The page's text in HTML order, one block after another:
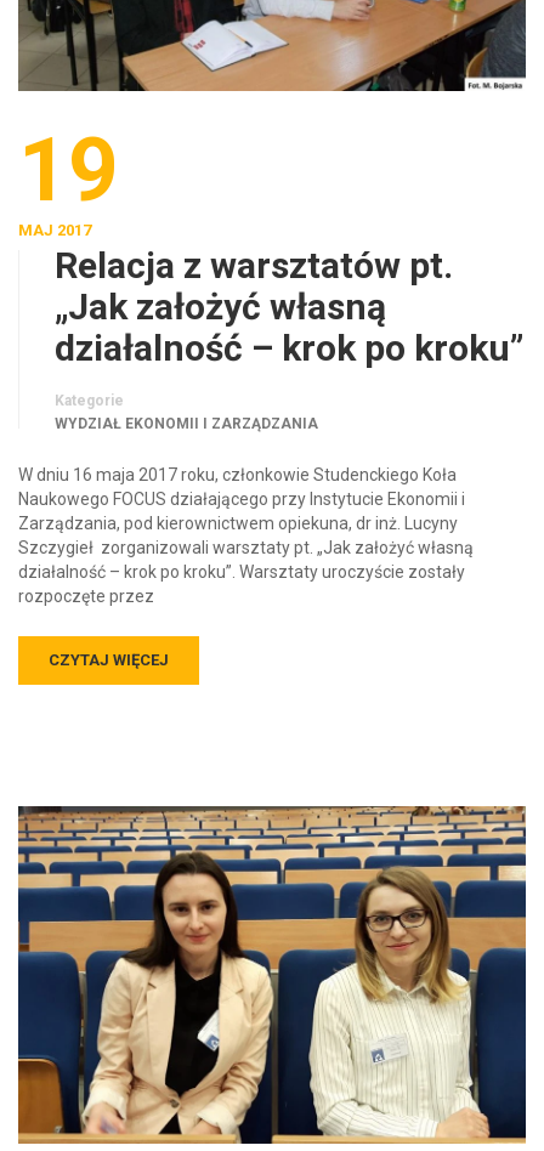
19
MAJ 2017
Relacja z warsztatów pt.
„Jak założyć własną
działalność – krok po kroku”
Kategorie
WYDZIAŁ EKONOMII I ZARZĄDZANIA
W dniu 16 maja 2017 roku, członkowie Studenckiego Koła
Naukowego FOCUS działającego przy Instytucie Ekonomii i
Zarządzania, pod kierownictwem opiekuna, dr inż. Lucyny
Szczygieł zorganizowali warsztaty pt. „Jak założyć własną
działalność – krok po kroku”. Warsztaty uroczyście zostały
rozpoczęte przez
CZYTAJ WIĘCEJ